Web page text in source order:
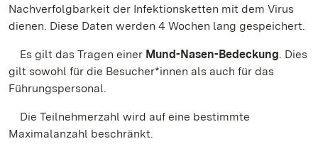
Nachverfolgbarkeit der Infektionsketten mit dem Virus
dienen. Diese Daten werden 4 Wochen lang gespeichert.
Es gilt das Tragen einer Mund-Nasen-Bedeckung. Dies
gilt sowohl für die Besucher*innen als auch für das
Führungspersonal.
Die Teilnehmerzahl wird auf eine bestimmte
Maximalanzahl beschränkt.